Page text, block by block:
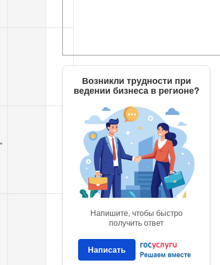
Возникли трудности при
ведении бизнеса в регионе?
Напишите, чтобы быстро
получить ответ
Написать